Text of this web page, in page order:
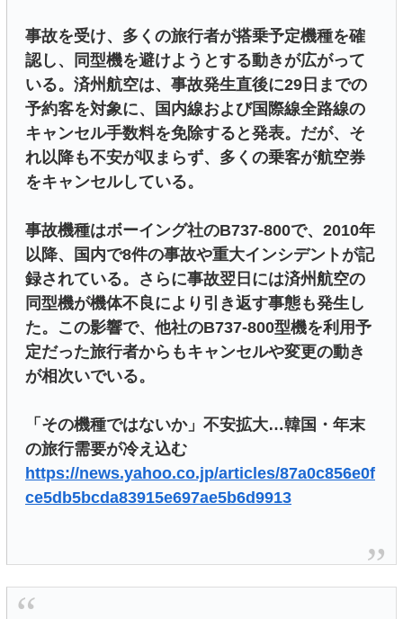
事故を受け、多くの旅行者が搭乗予定機種を確
認し、同型機を避けようとする動きが広がって
いる。済州航空は、事故発生直後に29日までの
予約客を対象に、国内線および国際線全路線の
キャンセル手数料を免除すると発表。だが、そ
れ以降も不安が収まらず、多くの乗客が航空券
をキャンセルしている。
事故機種はボーイング社のB737-800で、2010年
以降、国内で8件の事故や重大インシデントが記
録されている。さらに事故翌日には済州航空の
同型機が機体不良により引き返す事態も発生し
た。この影響で、他社のB737-800型機を利用予
定だった旅行者からもキャンセルや変更の動き
が相次いでいる。
「その機種ではないか」不安拡大…韓国・年末
の旅行需要が冷え込む
https://news.yahoo.co.jp/articles/87a0c856e0f
ce5db5bcda83915e697ae5b6d9913